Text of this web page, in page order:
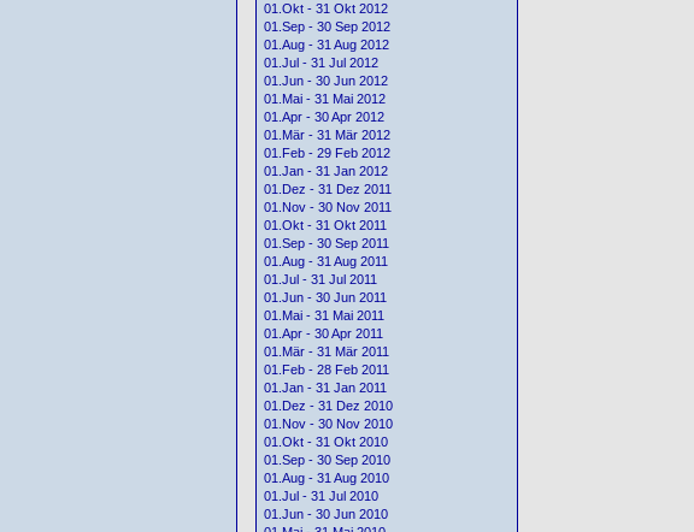
01.Okt - 31 Okt 2012
01.Sep - 30 Sep 2012
01.Aug - 31 Aug 2012
01.Jul - 31 Jul 2012
01.Jun - 30 Jun 2012
01.Mai - 31 Mai 2012
01.Apr - 30 Apr 2012
01.Mär - 31 Mär 2012
01.Feb - 29 Feb 2012
01.Jan - 31 Jan 2012
01.Dez - 31 Dez 2011
01.Nov - 30 Nov 2011
01.Okt - 31 Okt 2011
01.Sep - 30 Sep 2011
01.Aug - 31 Aug 2011
01.Jul - 31 Jul 2011
01.Jun - 30 Jun 2011
01.Mai - 31 Mai 2011
01.Apr - 30 Apr 2011
01.Mär - 31 Mär 2011
01.Feb - 28 Feb 2011
01.Jan - 31 Jan 2011
01.Dez - 31 Dez 2010
01.Nov - 30 Nov 2010
01.Okt - 31 Okt 2010
01.Sep - 30 Sep 2010
01.Aug - 31 Aug 2010
01.Jul - 31 Jul 2010
01.Jun - 30 Jun 2010